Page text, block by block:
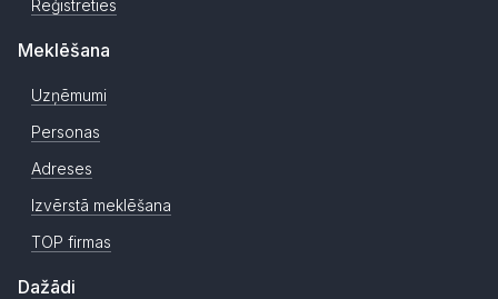
Reģistrēties
Meklēšana
Uzņēmumi
Personas
Adreses
Izvērstā meklēšana
TOP firmas
Dažādi